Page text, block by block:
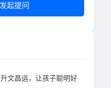
发起提问
文昌运，让孩子聪明好